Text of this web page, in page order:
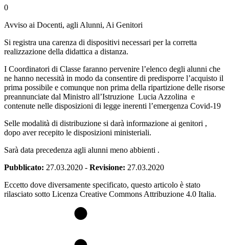
0
Avviso ai Docenti, agli Alunni, Ai Genitori
Si registra una carenza di dispositivi necessari per la corretta
realizzazione della didattica a distanza.
I Coordinatori di Classe faranno pervenire l’elenco degli alunni che
ne hanno necessità in modo da consentire di predisporre l’acquisto il
prima possibile e comunque non prima della ripartizione delle risorse
preannunciate dal Ministro all’Istruzione Lucia Azzolina e
contenute nelle disposizioni di legge inerenti l’emergenza Covid-19
Selle modalità di distribuzione si darà informazione ai genitori ,
dopo aver recepito le disposizioni ministeriali.
Sarà data precedenza agli alunni meno abbienti .
Pubblicato: 27.03.2020 - Revisione: 27.03.2020
Eccetto dove diversamente specificato, questo articolo è stato
rilasciato sotto Licenza Creative Commons Attribuzione 4.0 Italia.